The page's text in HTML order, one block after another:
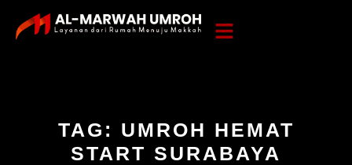
TAG: UMROH HEMAT
START SURABAYA